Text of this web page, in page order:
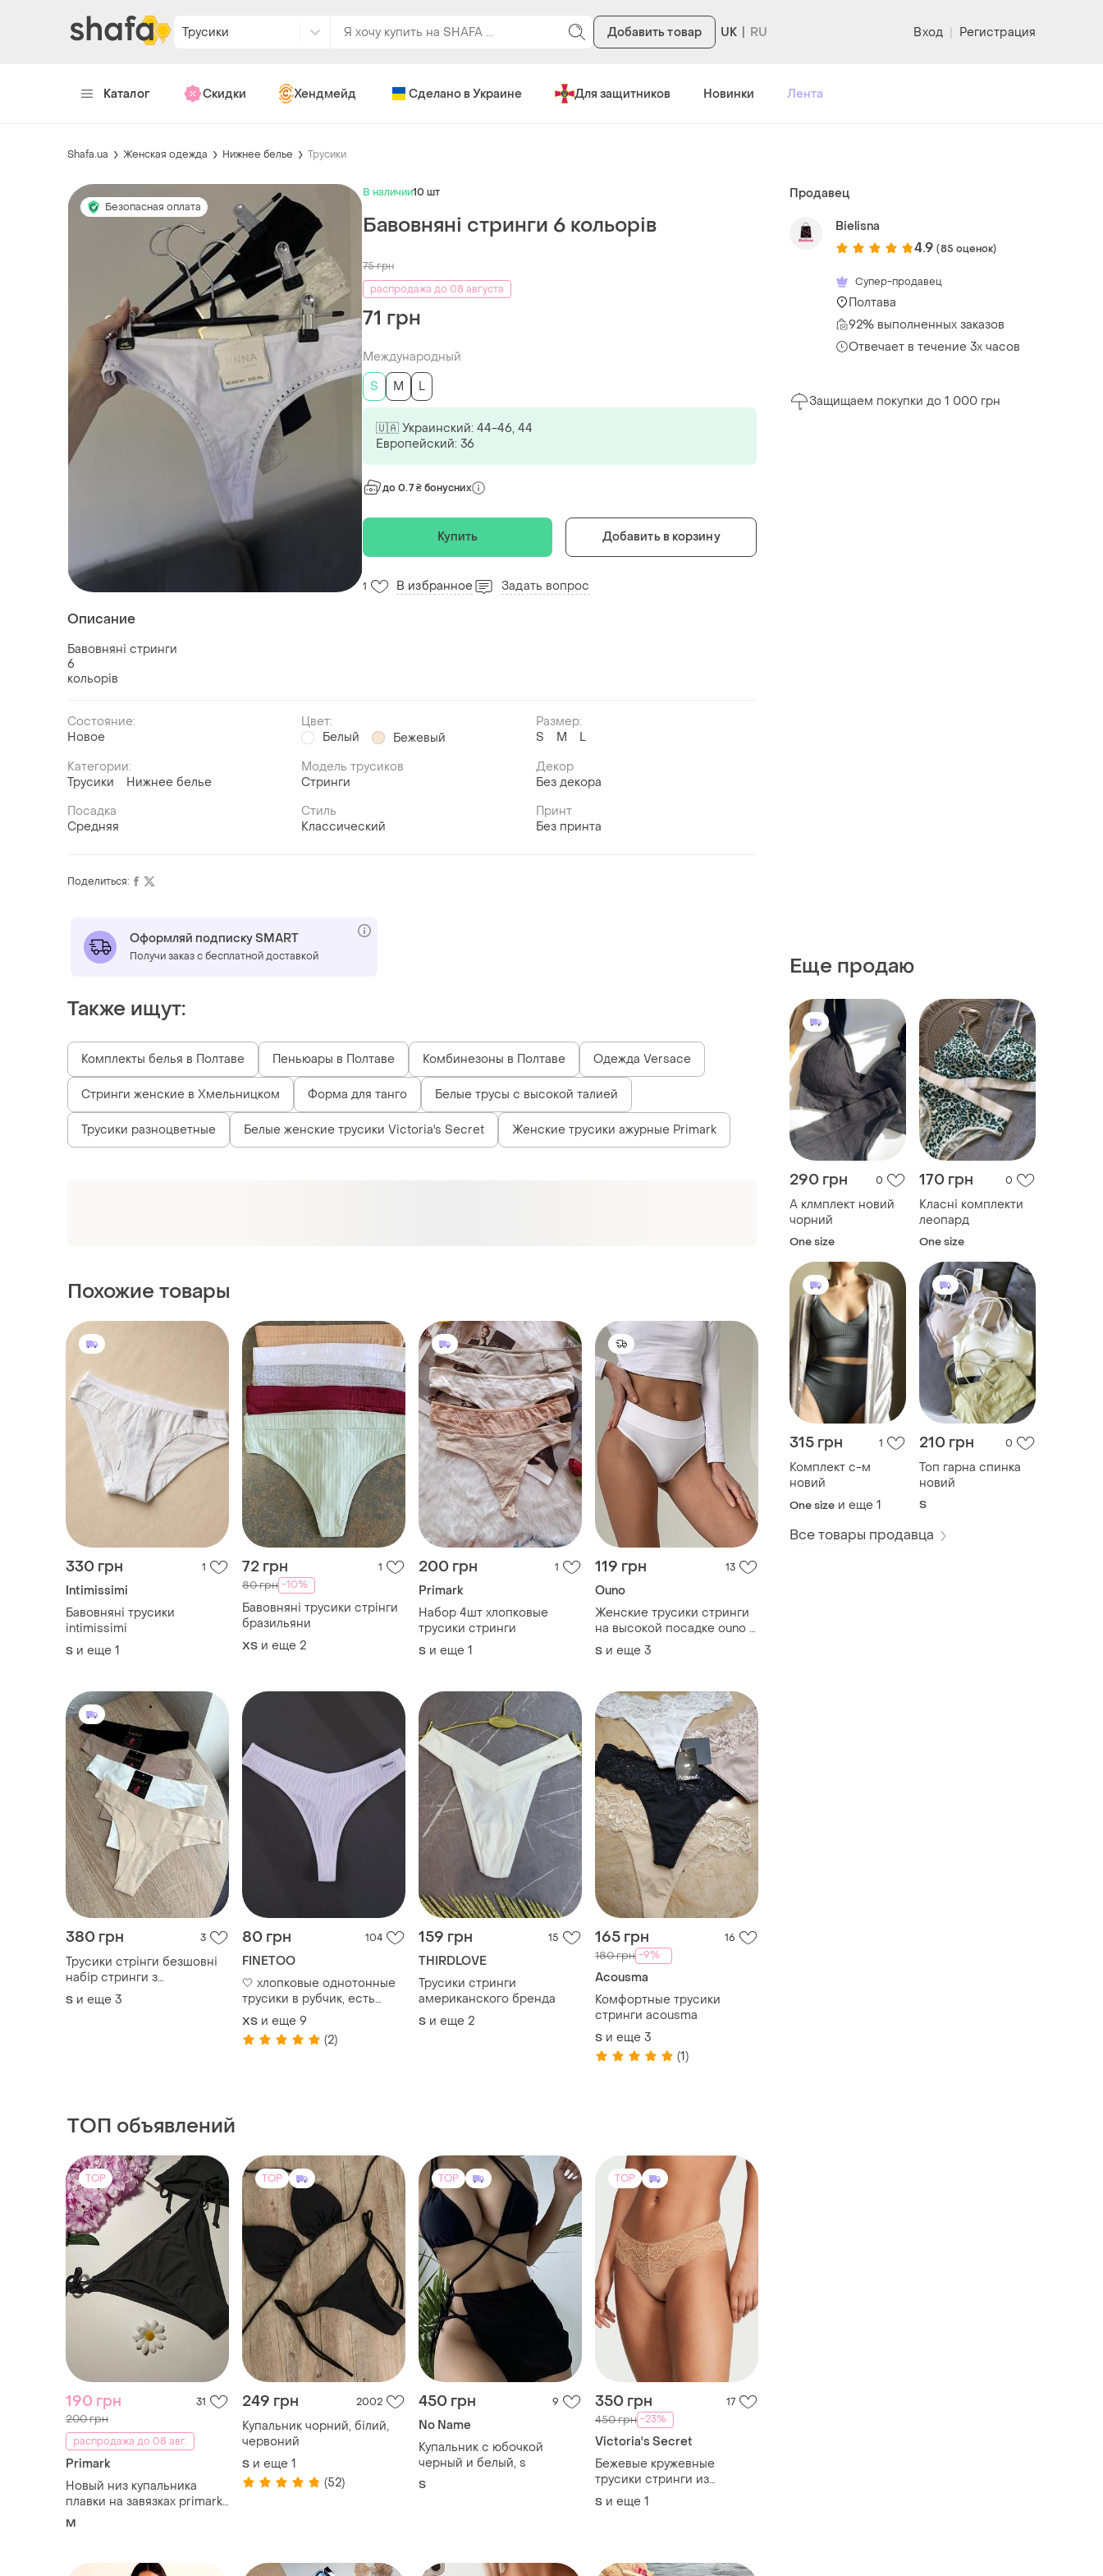
Трусики Добавить товар UK Вход | Регистрация
Каталог Скидки Хендмейд Сделано в Украине Для защитников Новинки Лента
Shafa.ua Женская одежда Нижнее белье Трусики
Безопасная оплата
В наличии10 шт
Бавовняні стринги 6 кольорів
75грн
распродажа до 08 августа
71 грн
Международный
S
M L
🇺🇦 Украинский: 44-46, 44
Европейский: 36
до 0.7 ₴ бонусних
Купить Добавить в корзину
1 В избранное Задать вопрос
Описание
Бавовняні стринги
6
кольорів
Состояние:
Новое
Цвет:
Белый
Бежевый
Размер:
S
M
L
Категории:
Трусики
Нижнее белье
Модель трусиков
Стринги
Декор
Без декора
Посадка
Средняя
Стиль
Классический
Принт
Без принта
Продавец
Bielisna
4.9 (85 оценок)
Супер-продавец
Полтава
92% выполненных заказов
Отвечает в течение 3х часов
Защищаем покупки до 1 000 грн
Еще продаю
290 грн 0
А клмплект новий
чорний
One size
170 грн 0
Класні комплекти
леопард
One size
315 грн 1
Комплект с-м
новий
One size и еще 1
210 грн 0
Топ гарна спинка
новий
S
Все товары продавца
Поделиться:
Оформляй подписку SMART
Получи заказ с бесплатной доставкой
Также ищут:
Комплекты белья в Полтаве Пеньюары в Полтаве Комбинезоны в Полтаве Одежда Versace
Стринги женские в Хмельницком Форма для танго Белые трусы с высокой талией
Трусики разноцветные Белые женские трусики Victoria's Secret Женские трусики ажурные Primark
330 грн
Intimissimi
Бавовняні трусики
intimissimi
и еще 1
72 грн 1
80 грн -10%
Бавовняні трусики стрінги
бразильяни
ХS и еще 2
200 грн 1
Primark
Набор 4шт хлопковые
трусики стринги
и еще 1
119 грн 13
Ouno
Женские трусики стринги
на высокой посадке ouno -
6 цветов - s/m l/xl
и еще 3
380 грн 3
Трусики стрінги безшовні
набір стринги з
перфорацією бежеві чорні
білі трусики бікіні набір
перфорацией бежевые
белые трусы
S и еще 3
🤍 хлопковые однотонные
трусики в рубчик, есть
цветаи еще 9
159 грн 15
THIRDLOVE
Трусики стринги
американского бренда
и еще 2
165 грн 16
180 грн -9%
Acousma
Комфортные трусики
стринги acousma
S и еще 3
190 грн
распродажа до 08 авг.
Primark
Новый низ купальника
плавки на завязках primark,
eur 38
M
249 грн 2002
Купальник чорний, білий,
червоний
S и еще 1
(52)
450 грн 9
No Name
Купальник с юбочкой
черный и белый, s
350 грн 17
450 грн
Victoria's Secret
Бежевые кружевные
трусики стринги из
люксовой коллекции dream
angels victoria ́s secret
виктория сикрет оригинал
размер s, m
S и еще 1
TOP TOP TOP